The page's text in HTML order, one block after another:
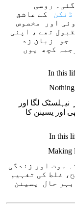
روسی
ڈنکن
کے عاشق
اور مخصوص
تھے ، اپنی
جو زبان زد
کچھ یوں
In this
اور یسینن کا
In this
Making
موت اور زندگی
غلط کی تفہیم
حال یسینن